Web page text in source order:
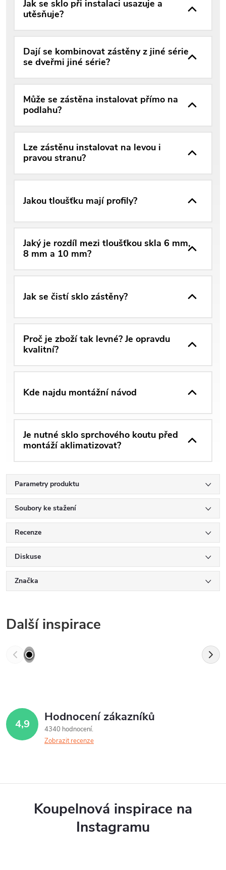
Jak se sklo při instalaci usazuje a
utěsňuje?
Dají se kombinovat zástěny z jiné série
se dveřmi jiné série?
Může se zástěna instalovat přímo na
podlahu?
Lze zástěnu instalovat na levou i
pravou stranu?
Jakou tloušťku mají profily?
Jaký je rozdíl mezi tloušťkou skla 6 mm,
8 mm a 10 mm?
Jak se čistí sklo zástěny?
Proč je zboží tak levné? Je opravdu
kvalitní?
Kde najdu montážní návod
Je nutné sklo sprchového koutu před
montáží aklimatizovat?
Parametry produktu
Soubory ke stažení
Recenze
Diskuse
Značka
Další inspirace
4,9 Hodnocení zákazníků
4340 hodnocení
Zobrazit recenze
Koupelnová inspirace na
Instagramu